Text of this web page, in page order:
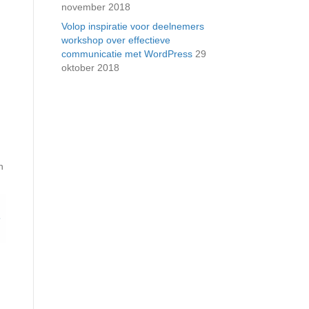
november 2018
Volop inspiratie voor deelnemers
workshop over effectieve
communicatie met WordPress 29
oktober 2018